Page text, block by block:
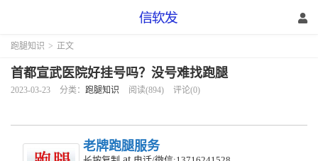
跑腿知识 > 正文
首都宣武医院好挂号吗？没号难找跑腿
2023-03-23 分类： 跑腿知识 阅读(894) 评论(0)
老牌跑腿服务